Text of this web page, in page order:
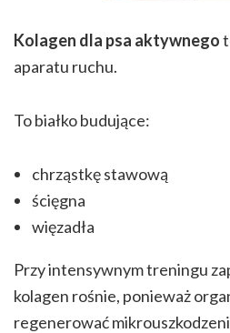
Kolagen dla psa aktywnego
aparatu ruchu.
To białko budujące:
chrząstkę stawową
ścięgna
więzadła
Przy intensywnym treningu
kolagen rośnie, ponieważ
regenerować